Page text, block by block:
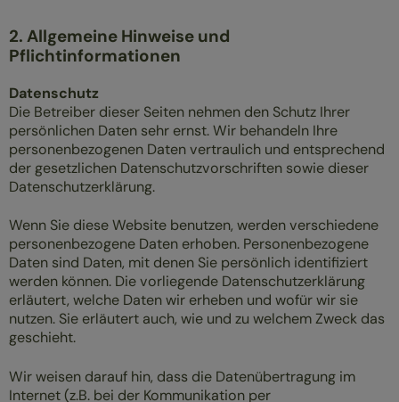
2. Allgemeine Hinweise und
Pflichtinformationen
Datenschutz
Die Betreiber dieser Seiten nehmen den Schutz Ihrer
persönlichen Daten sehr ernst. Wir behandeln Ihre
personenbezogenen Daten vertraulich und entsprechend
der gesetzlichen Datenschutzvorschriften sowie dieser
Datenschutzerklärung.
Wenn Sie diese Website benutzen, werden verschiedene
personenbezogene Daten erhoben. Personenbezogene
Daten sind Daten, mit denen Sie persönlich identifiziert
werden können. Die vorliegende Datenschutzerklärung
erläutert, welche Daten wir erheben und wofür wir sie
nutzen. Sie erläutert auch, wie und zu welchem Zweck das
geschieht.
Wir weisen darauf hin, dass die Datenübertragung im
Internet (z.B. bei der Kommunikation per